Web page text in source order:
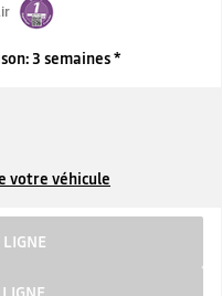
3 semaines *
votre véhicule